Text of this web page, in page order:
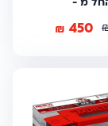
450
₪